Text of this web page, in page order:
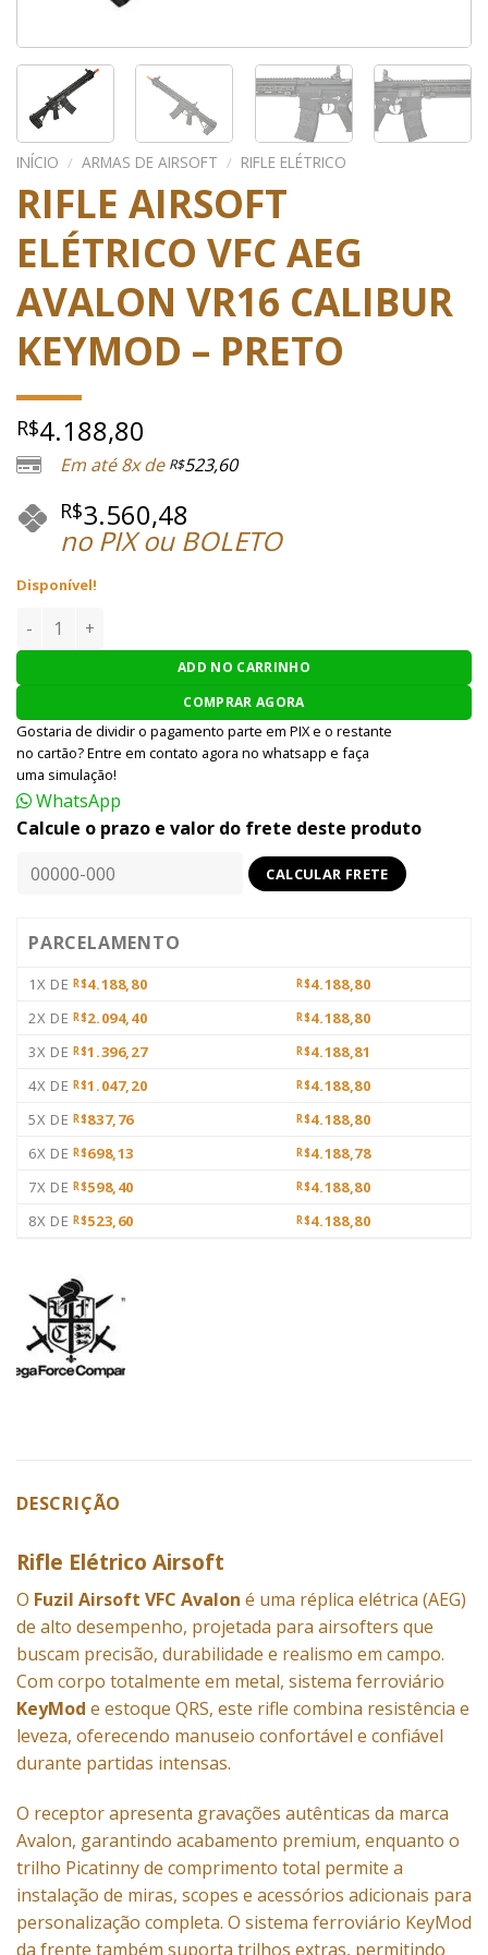
INÍCIO / ARMAS DE AIRSOFT / RIFLE ELÉTRICO
RIFLE AIRSOFT
ELÉTRICO VFC AEG
AVALON VR16 CALIBUR
KEYMOD – PRETO
R$4.188,80
Em até 8x de R$523,60
R$3.560,48
no PIX ou BOLETO
Disponível!
RIFLE AIRSOFT ELÉTRICO VFC AEG AVALON VR16 CALIBUR
ADD NO CARRINHO
COMPRAR AGORA
Gostaria de dividir o pagamento parte em PIX e o restante
no cartão? Entre em contato agora no whatsapp e faça
uma simulação!
WhatsApp
Calcule o prazo e valor do frete deste produto
PARCELAMENTO
1X DE R$4.188,80 R$4.188,80
2X DE R$2.094,40 R$4.188,80
3X DE R$1.396,27 R$4.188,81
4X DE R$1.047,20 R$4.188,80
5X DE R$837,76 R$4.188,80
6X DE R$698,13 R$4.188,78
7X DE R$598,40 R$4.188,80
8X DE R$523,60 R$4.188,80
DESCRIÇÃO
Rifle Elétrico Airsoft
O Fuzil Airsoft VFC Avalon é uma réplica elétrica (AEG)
de alto desempenho, projetada para airsofters que
buscam precisão, durabilidade e realismo em campo.
Com corpo totalmente em metal, sistema ferroviário
KeyMod e estoque QRS, este rifle combina resistência e
leveza, oferecendo manuseio confortável e confiável
durante partidas intensas.
O receptor apresenta gravações autênticas da marca
Avalon, garantindo acabamento premium, enquanto o
trilho Picatinny de comprimento total permite a
instalação de miras, scopes e acessórios adicionais para
personalização completa. O sistema ferroviário KeyMod
da frente também suporta trilhos extras, permitindo